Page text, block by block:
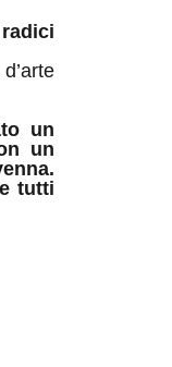
un
un
tutti